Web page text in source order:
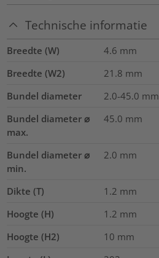
Technische informatie
Breedte (W) 4.6 mm
Breedte (W2)
21.8 mm
Bundel diameter
2.0-45.0 mm
Bundel diameter ⌀
max.
45.0 mm
Bundel diameter ⌀
min.
2.0 mm
Dikte (T) 1.2 mm
Hoogte (H)
1.2 mm
Hoogte (H2)
10 mm